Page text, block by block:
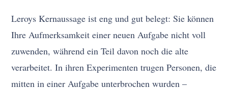
Leroys Kernaussage ist eng und gut belegt: Sie können
Ihre Aufmerksamkeit einer neuen Aufgabe nicht voll
zuwenden, während ein Teil davon noch die alte
verarbeitet. In ihren Experimenten trugen Personen, die
mitten in einer Aufgabe unterbrochen wurden –